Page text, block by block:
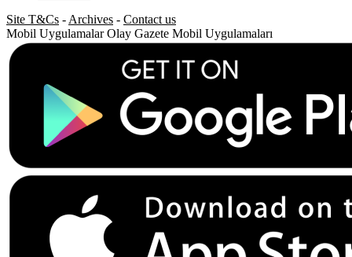
Site T&Cs - Archives - Contact us
Mobil Uygulamalar Olay Gazete Mobil Uygulamaları